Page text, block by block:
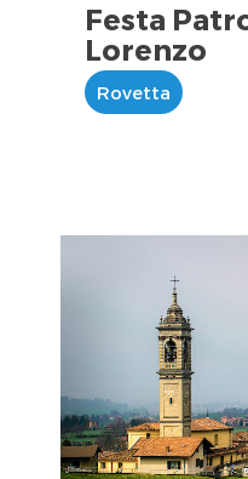
Festa
Lorenzo
Rovetta